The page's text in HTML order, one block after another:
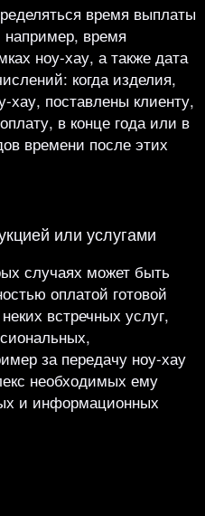
время выплаты
время
ноу-хау, а также дата
когда изделия,
хау, поставлены клиенту,
в конце года или в
времени после этих
или услугами
случаях может быть
оплатой готовой
встречных услуг,
за передачу ноу-хау
необходимых ему
и информационных